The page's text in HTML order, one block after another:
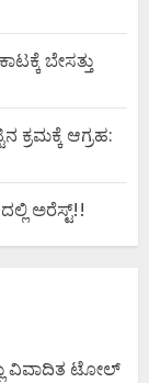
ಬೇಸತ್ತು
ಕ್ರಮಕ್ಕೆ ಆಗ್ರಹ:
ಅರೆಸ್ಟ್‌!!
ವಿವಾದಿತ ಟೋಲ್